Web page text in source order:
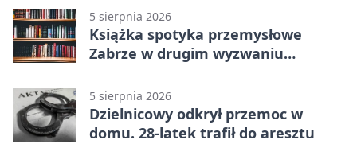
5 sierpnia 2026
Książka spotyka przemysłowe
Zabrze w drugim wyzwaniu
5 sierpnia 2026
Dzielnicowy odkrył przemoc w
domu. 28-latek trafił do aresztu